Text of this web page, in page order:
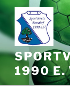
Zum
Inhalt
springen
1990 E.